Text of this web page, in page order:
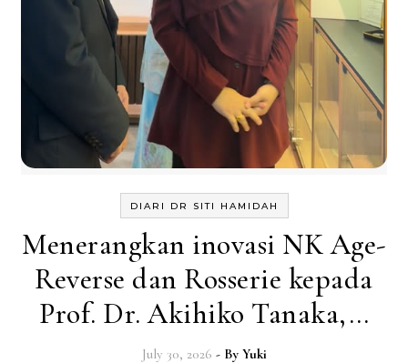
DIARI DR SITI HAMIDAH
Menerangkan inovasi NK Age-
Reverse dan Rosserie kepada
Prof. Dr. Akihiko Tanaka,…
July 30, 2026 - By Yuki